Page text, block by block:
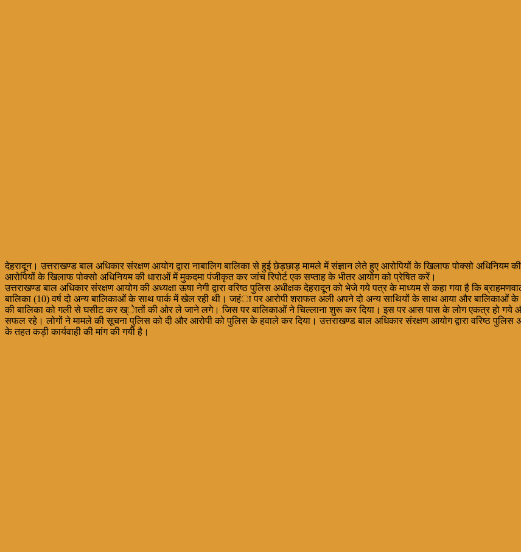
देहरादून। उत्तराखण्ड बाल अधिकार संरक्षण आयोग द्वारा नाबालिग बालिका से हुई छेड़छाड़ मामले में संज्ञान लेते हुए आरोपियों के खिलाफ पोक्सो अधिनियम
आरोपियों के खिलाफ पोक्सो अधिनियम की धाराओं में मुकदमा पंजीकृत कर जांच रिपोर्ट एक सप्ताह के भीतर आयोग को प्रेषित करें।
उत्तराखण्ड बाल अधिकार संरक्षण आयोग की अध्यक्षा ऊषा नेगी द्वारा वरिष्ठ पुलिस अधीक्षक देहरादून को भेजे गये पत्र के माध्यम से कहा गया है कि
बालिका (10) वर्ष दो अन्य बालिकाओं के साथ पार्क में खेल रही थी। जहंा पर आरोपी शराफत अली अपने दो अन्य साथियों के साथ आया और बालिकाओं
की बालिका को गली से घसीट कर ख्ेातों की ओर ले जाने लगे। जिस पर बालिकाओं ने चिल्लाना शुरू कर दिया। इस पर आस पास के लोग एकत्र हो गये
सफल रहे। लोगों ने मामले की सूचना पुलिस को दी और आरोपी को पुलिस के हवाले कर दिया। उत्तराखण्ड बाल अधिकार संरक्षण आयोग द्वारा वरिष्ठ
के तहत कड़ी कार्यवाही की मांग की गयी है।